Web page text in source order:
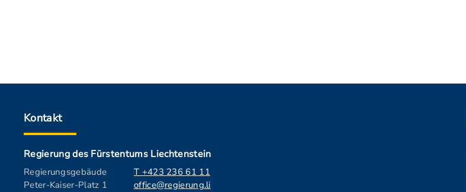
Kontakt
Regierung des Fürstentums Liechtenstein
Regierungsgebäude
Peter-Kaiser-Platz 1
T +423 236 61 11
office@regierung.li